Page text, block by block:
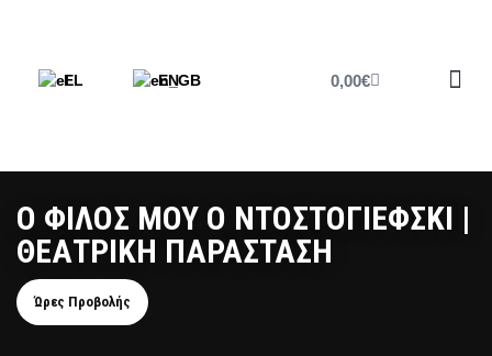
EL EN 0,00€
Ο ΦΙΛΟΣ ΜΟΥ Ο ΝΤΟΣΤΟΓΙΕΦΣΚΙ |
ΘΕΑΤΡΙΚΗ ΠΑΡΑΣΤΑΣΗ
Ώρες Προβολής